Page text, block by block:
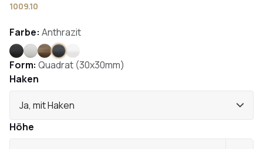
1009.10
Farbe: Anthrazit
Schwarz
WeißBronze
Anthrazit
Edelstahl
Form: Quadrat (30x30mm)
Haken
Ja, mit Haken
Höhe